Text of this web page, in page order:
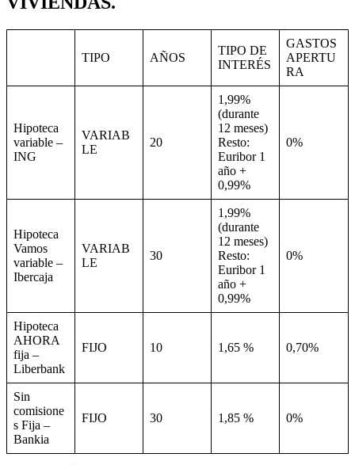
TIPO AÑOS
TIPO DE
INTERÉS
GASTOS
APERTU
RA
Hipoteca
variable –
ING
VARIAB
LE
20
1,99%
(durante
12 meses)
Resto:
Euribor 1
año +
0,99%
0%
Hipoteca
Vamos
variable –
Ibercaja
VARIAB
LE
30
1,99%
(durante
12 meses)
Resto:
Euribor 1
año +
0,99%
0%
Hipoteca
AHORA
fija –
Liberbank
FIJO 10 1,65 % 0,70%
Sin
comisione
s Fija –
Bankia
FIJO 30 1,85 % 0%